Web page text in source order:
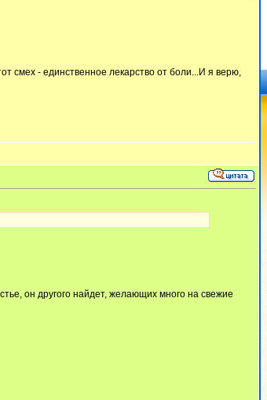
смех - единственное лекарство от боли...И я верю,
он другого найдет, желающих много на свежие